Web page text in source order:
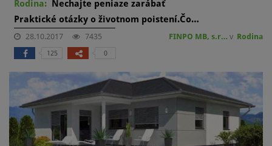
Rodina: Nechajte peniaze zarábať
Praktické otázky o životnom poistení.Čo…
28.10.2017 7435 FINPO MB, s.r… v Rodina
125 0